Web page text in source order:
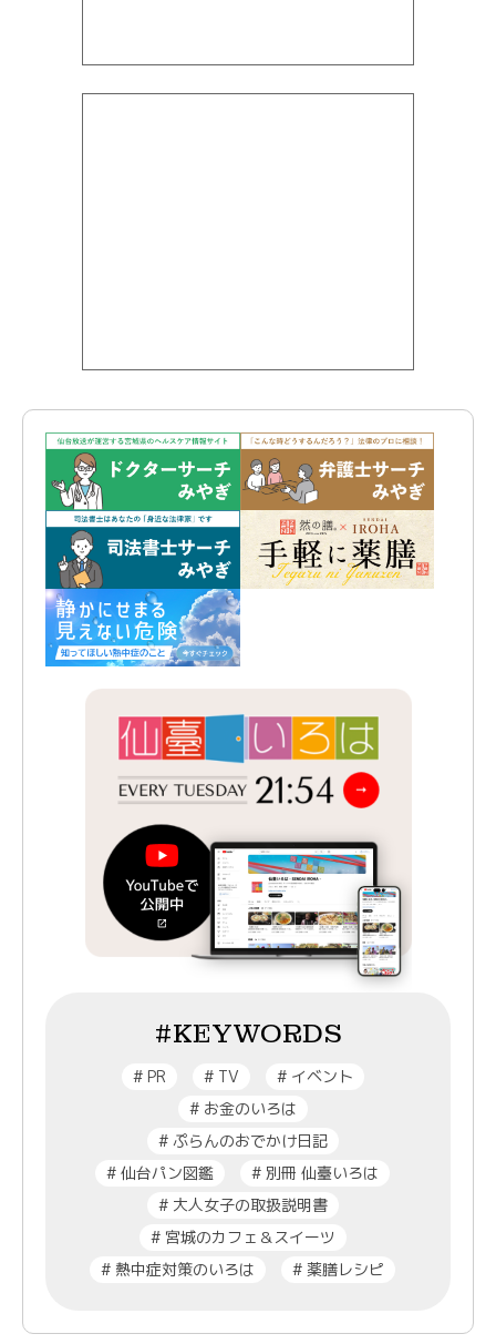
#KEYWORDS
#PR #TV #イベント
#お金のいろは
#ぷらんのおでかけ日記
# 仙台パン図鑑 # 別冊 仙臺いろは
#大人女子の取扱説明書
#宮城のカフェ＆スイーツ
# 熱中症対策のいろは # 薬膳レシピ